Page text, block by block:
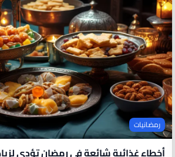
رمضانيات
أخطاء غذائية شائعة في رمضان تؤدي